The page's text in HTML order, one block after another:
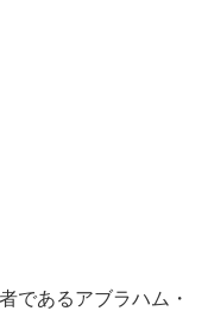
であるアブラハム・